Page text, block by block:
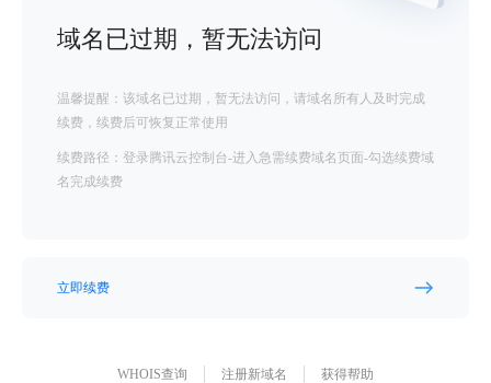
域名已过期，暂无法访问
温馨提醒：该域名已过期，暂无法访问，请域名所有人及时完成
续费，续费后可恢复正常使用
续费路径：登录腾讯云控制台-进入急需续费域名页面-勾选续费域
名完成续费
立即续费
WHOIS查询 注册新域名 获得帮助